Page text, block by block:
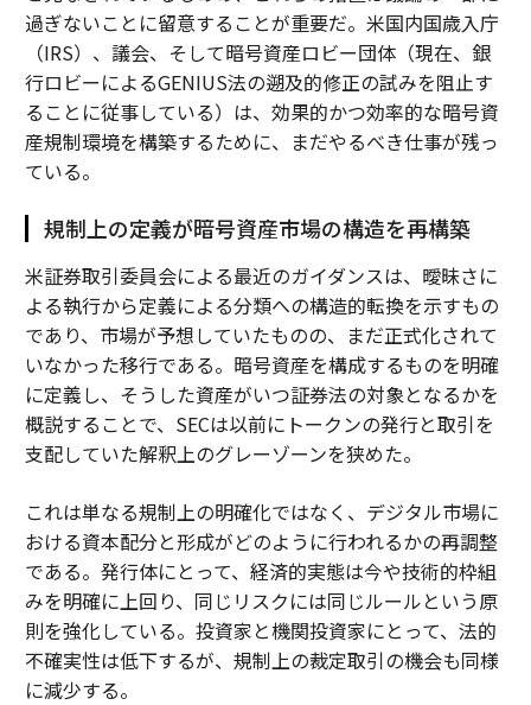
過ぎないことに留意することが重要だ。米国内国歳入庁
（IRS）、議会、そして暗号資産ロビー団体（現在、銀
行ロビーによるGENIUS法の遡及的修正の試みを阻止す
ることに従事している）は、効果的かつ効率的な暗号資
産規制環境を構築するために、まだやるべき仕事が残っ
ている。
規制上の定義が暗号資産市場の構造を再構築
米証券取引委員会による最近のガイダンスは、曖昧さに
よる執行から定義による分類への構造的転換を示すもの
であり、市場が予想していたものの、まだ正式化されて
いなかった移行である。暗号資産を構成するものを明確
に定義し、そうした資産がいつ証券法の対象となるかを
概説することで、SECは以前にトークンの発行と取引を
支配していた解釈上のグレーゾーンを狭めた。
これは単なる規制上の明確化ではなく、デジタル市場に
おける資本配分と形成がどのように行われるかの再調整
である。発行体にとって、経済的実態は今や技術的枠組
みを明確に上回り、同じリスクには同じルールという原
則を強化している。投資家と機関投資家にとって、法的
不確実性は低下するが、規制上の裁定取引の機会も同様
に減少する。